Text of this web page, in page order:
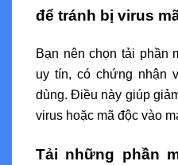
để tránh bị virus
Bạn nên chọn tải phần
uy tín, có chứng nhận
dùng. Điều này giúp
virus hoặc mã độc vào
Tải những phần